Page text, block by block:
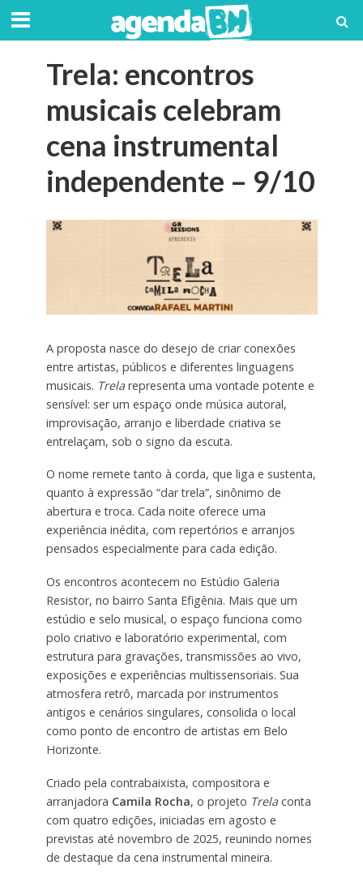
Trela: encontros
musicais celebram
cena instrumental
independente – 9/10
A proposta nasce do desejo de criar conexões
entre artistas, públicos e diferentes linguagens
musicais. Trelarepresenta uma vontade potente e
sensível: ser um espaço onde música autoral,
improvisação, arranjo e liberdade criativa se
entrelaçam, sob o signo da escuta.
O nome remete tanto à corda, que liga e sustenta,
quanto à expressão “dar trela”, sinônimo de
abertura e troca. Cada noite oferece uma
experiência inédita, com repertórios e arranjos
pensados especialmente para cada edição.
Os encontros acontecem no Estúdio Galeria
Resistor, no bairro Santa Efigênia. Mais que um
estúdio e selo musical, o espaço funciona como
polo criativo e laboratório experimental, com
estrutura para gravações, transmissões ao vivo,
exposições e experiências multissensoriais. Sua
atmosfera retrô, marcada por instrumentos
antigos e cenários singulares, consolida o local
como ponto de encontro de artistas em Belo
Horizonte.
Criado pela contrabaixista, compositora e
arranjadora Camila Rocha, o projeto Trelaconta
com quatro edições, iniciadas em agosto e
previstas até novembro de 2025, reunindo nomes
de destaque da cena instrumental mineira.